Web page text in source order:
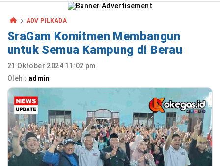
ADV PILKADA
SraGam Komitmen Membangun
untuk Semua Kampung di Berau
21 Oktober 2024 11:02 pm
Oleh : admin